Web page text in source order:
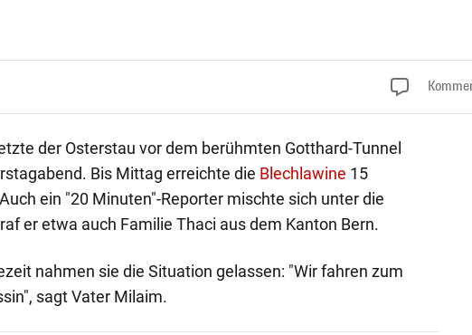
der Osterstau vor dem berühmten Gotthard-Tunnel
Bis Mittag erreichte die Blechlawine 15
ein "20 Minuten"-Reporter mischte sich unter die
er etwa auch Familie Thaci aus dem Kanton Bern.
nahmen sie die Situation gelassen: "Wir fahren zum
sagt Vater Milaim.